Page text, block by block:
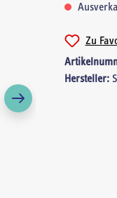
Zu
Hersteller: